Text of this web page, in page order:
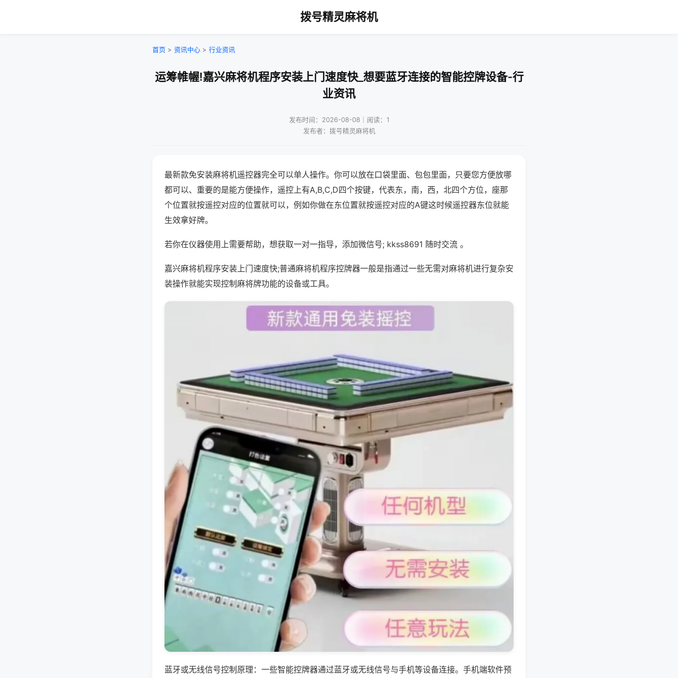
拨号精灵麻将机
首页 > 资讯中心 > 行业资讯
运筹帷幄!嘉兴麻将机程序安装上门速度快_想要蓝牙连接的智能控牌设备-行
业资讯
发布时间：2026-08-08｜阅读：1
发布者：拨号精灵麻将机
最新款免安装麻将机遥控器完全可以单人操作。你可以放在口袋里面、包包里面，只要您方便放哪
都可以、重要的是能方便操作，遥控上有A,B,C,D四个按键，代表东，南，西，北四个方位，座那
个位置就按遥控对应的位置就可以，例如你做在东位置就按遥控对应的A键这时候遥控器东位就能
生效拿好牌。
若你在仪器使用上需要帮助，想获取一对一指导，添加微信号; kkss8691 随时交流 。
嘉兴麻将机程序安装上门速度快;普通麻将机程序控牌器一般是指通过一些无需对麻将机进行复杂安
装操作就能实现控制麻将牌功能的设备或工具。
蓝牙或无线信号控制原理：一些智能控牌器通过蓝牙或无线信号与手机等设备连接。手机端软件预